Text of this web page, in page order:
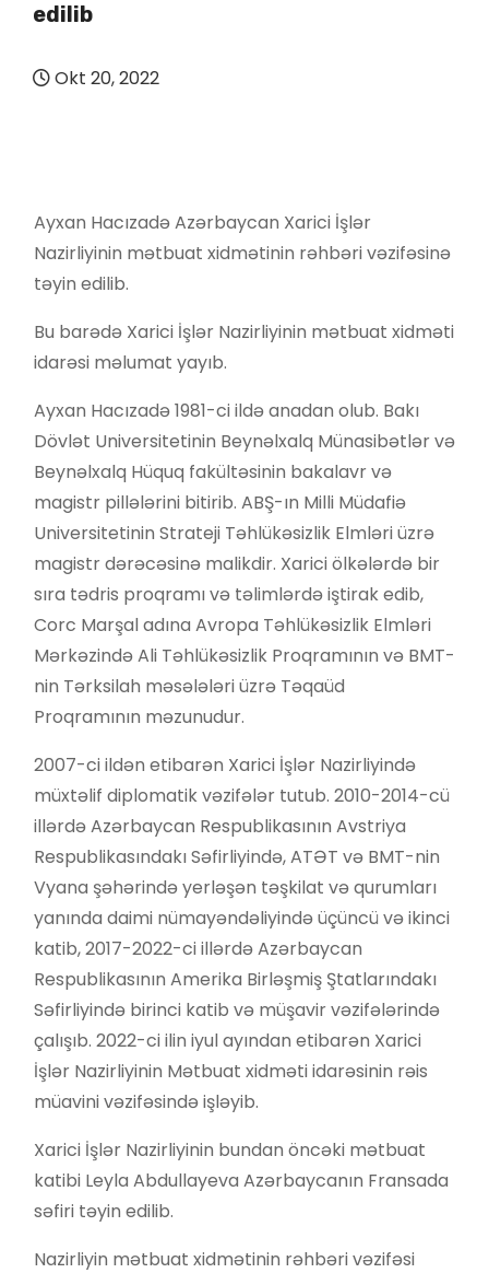
edilib
Okt 20, 2022
Ayxan Hacızadə Azərbaycan Xarici İşlər
Nazirliyinin mətbuat xidmətinin rəhbəri vəzifəsinə
təyin edilib.
Bu barədə Xarici İşlər Nazirliyinin mətbuat xidməti
idarəsi məlumat yayıb.
Ayxan Hacızadə 1981-ci ildə anadan olub. Bakı
Dövlət Universitetinin Beynəlxalq Münasibətlər və
Beynəlxalq Hüquq fakültəsinin bakalavr və
magistr pillələrini bitirib. ABŞ-ın Milli Müdafiə
Universitetinin Strateji Təhlükəsizlik Elmləri üzrə
magistr dərəcəsinə malikdir. Xarici ölkələrdə bir
sıra tədris proqramı və təlimlərdə iştirak edib,
Corc Marşal adına Avropa Təhlükəsizlik Elmləri
Mərkəzində Ali Təhlükəsizlik Proqramının və BMT-
nin Tərksilah məsələləri üzrə Təqaüd
Proqramının məzunudur.
2007-ci ildən etibarən Xarici İşlər Nazirliyində
müxtəlif diplomatik vəzifələr tutub. 2010-2014-cü
illərdə Azərbaycan Respublikasının Avstriya
Respublikasındakı Səfirliyində, ATƏT və BMT-nin
Vyana şəhərində yerləşən təşkilat və qurumları
yanında daimi nümayəndəliyində üçüncü və ikinci
katib, 2017-2022-ci illərdə Azərbaycan
Respublikasının Amerika Birləşmiş Ştatlarındakı
Səfirliyində birinci katib və müşavir vəzifələrində
çalışıb. 2022-ci ilin iyul ayından etibarən Xarici
İşlər Nazirliyinin Mətbuat xidməti idarəsinin rəis
müavini vəzifəsində işləyib.
Xarici İşlər Nazirliyinin bundan öncəki mətbuat
katibi Leyla Abdullayeva Azərbaycanın Fransada
səfiri təyin edilib.
Nazirliyin mətbuat xidmətinin rəhbəri vəzifəsi